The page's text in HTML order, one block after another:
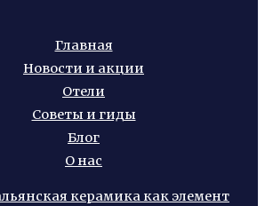
Главная
Новости и акции
Отели
Советы и гиды
Блог
О нас
керамика как элемент